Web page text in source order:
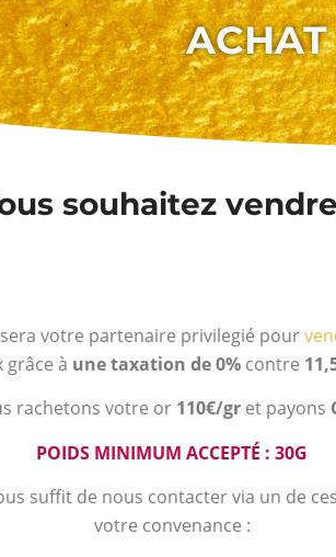
ACHAT
souhaitez
votre partenaire privilegié pour
à une taxation de 0% contre
rachetons votre or 110€/gr et payons
POIDS MINIMUM ACCEPTÉ : 30G
suffit de nous contacter via un de
votre convenance :